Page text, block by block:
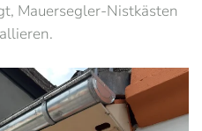
Mauersegler-Nistkästen